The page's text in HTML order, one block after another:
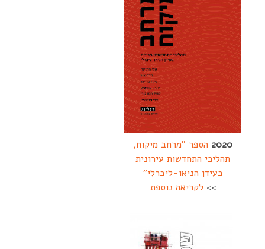
2020 הספר "מרחב מיקוח,
תהליכי התחדשות עירונית
בעידן הניאו-ליברלי"
>> לקריאה נוספת